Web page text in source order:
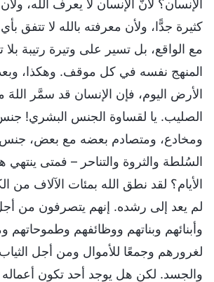
الإنسان؟ لأنّ الإنسان لا يعرف الله،
كثيرة جدًّا، ولأن معرفته بالله لا تتفق
مع الواقع، بل تسير على وتيرة رتيبة بلا
المنهج نفسه في كل موقف. وهكذا،
الأرض اليوم، فإن الإنسان قد سمَّر
الصليب. يا لقساوة الجنس البشري!
ومخادع، ومتصادم بعضه مع بعض،
السُلطة والثروة والتناحر – فمتى
الأيام؟ لقد نطق الله بمئات الآلاف من
لم يعد إلى رشده. إنهم يتصرفون من أجل
وأبنائهم وبناتهم ووظائفهم وطموحاتهم
لغرورهم وجمعًا للأموال ومن أجل
والجسد. لكن هل يوجد أحد تكون